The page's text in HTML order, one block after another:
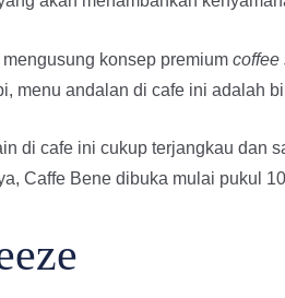
konsep premium coffee
menu andalan di cafe ini adalah
di cafe ini cukup terjangkau dan
Caffe Bene dibuka mulai pukul